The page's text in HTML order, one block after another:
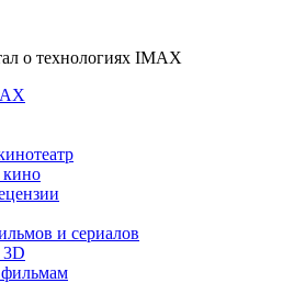
о технологиях IMAX
кино
и сериалов
3D